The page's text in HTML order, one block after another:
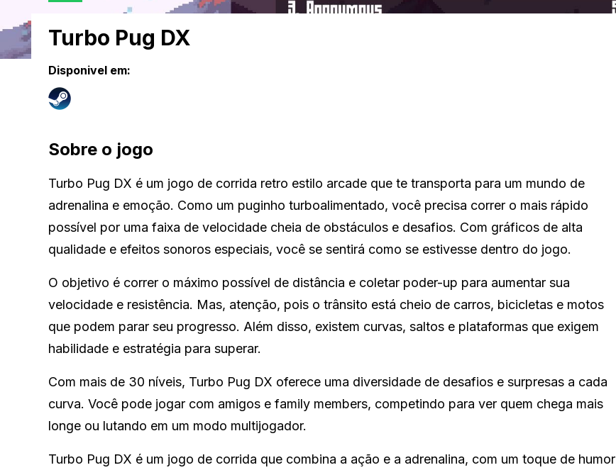
Turbo Pug DX
Disponivel em:
Sobre o jogo
Turbo Pug DX é um jogo de corrida retro estilo arcade que te transporta para um mundo de
adrenalina e emoção. Como um puginho turboalimentado, você precisa correr o mais rápido
possível por uma faixa de velocidade cheia de obstáculos e desafios. Com gráficos de alta
qualidade e efeitos sonoros especiais, você se sentirá como se estivesse dentro do jogo.
O objetivo é correr o máximo possível de distância e coletar poder-up para aumentar sua
velocidade e resistência. Mas, atenção, pois o trânsito está cheio de carros, bicicletas e motos
que podem parar seu progresso. Além disso, existem curvas, saltos e plataformas que exigem
habilidade e estratégia para superar.
Com mais de 30 níveis, Turbo Pug DX oferece uma diversidade de desafios e surpresas a cada
curva. Você pode jogar com amigos e family members, competindo para ver quem chega mais
longe ou lutando em um modo multijogador.
Turbo Pug DX é um jogo de corrida que combina a ação e a adrenalina, com um toque de humor